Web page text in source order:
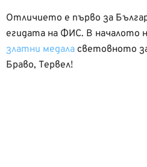
Отличието е първо за
егидата на ФИС. В началото
златни медала световното
Браво, Тервел!